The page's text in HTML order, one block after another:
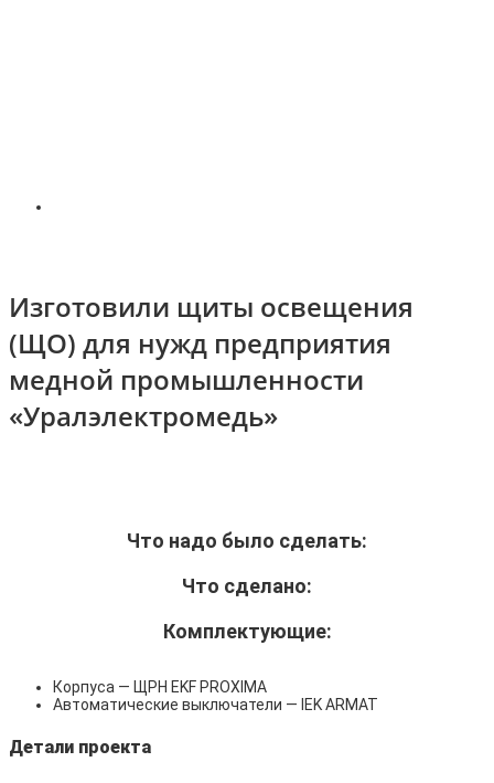
Изготовили щиты освещения
(ЩО) для нужд предприятия
медной промышленности
«Уралэлектромедь»
Что надо было сделать:
Что сделано:
Комплектующие:
Корпуса — ЩРН EKF PROXIMA
Автоматические выключатели — IEK ARMAT
Детали проекта